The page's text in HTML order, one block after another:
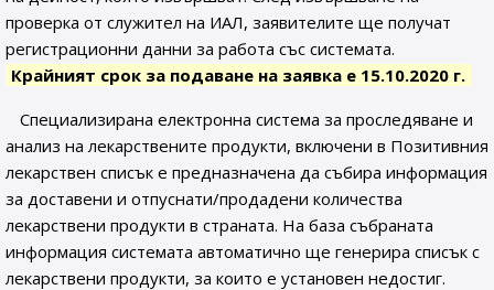
проверка от служител на ИАЛ, заявителите ще получат
регистрационни данни за работа със системата.
Крайният срок за подаване на заявка е 15.10.2020 г.
Специализирана електронна система за проследяване и
анализ на лекарствените продукти, включени в Позитивния
лекарствен списък е предназначена да събира информация
за доставени и отпуснати/продадени количества
лекарствени продукти в страната. На база събраната
информация системата автоматично ще генерира списък с
лекарствени продукти, за които е установен недостиг.